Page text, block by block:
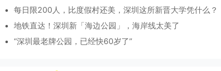
每日限200人，比度假村还美，深圳这所新晋大学凭什么？
地铁直达！深圳新「海边公园」，海岸线太美了
“深圳最老牌公园，已经快60岁了”